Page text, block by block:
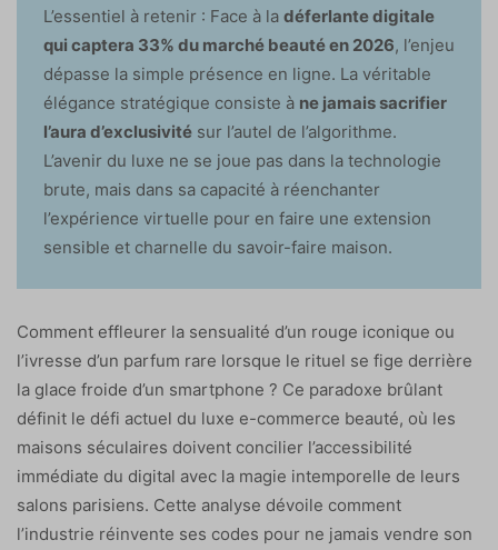
L’essentiel à retenir : Face à la déferlante digitale
qui captera 33% du marché beauté en 2026, l’enjeu
dépasse la simple présence en ligne. La véritable
élégance stratégique consiste à ne jamais sacrifier
l’aura d’exclusivité sur l’autel de l’algorithme.
L’avenir du luxe ne se joue pas dans la technologie
brute, mais dans sa capacité à réenchanter
l’expérience virtuelle pour en faire une extension
sensible et charnelle du savoir-faire maison.
Comment effleurer la sensualité d’un rouge iconique ou
l’ivresse d’un parfum rare lorsque le rituel se fige derrière
la glace froide d’un smartphone ? Ce paradoxe brûlant
définit le défi actuel du luxe e-commerce beauté, où les
maisons séculaires doivent concilier l’accessibilité
immédiate du digital avec la magie intemporelle de leurs
salons parisiens. Cette analyse dévoile comment
l’industrie réinvente ses codes pour ne jamais vendre son